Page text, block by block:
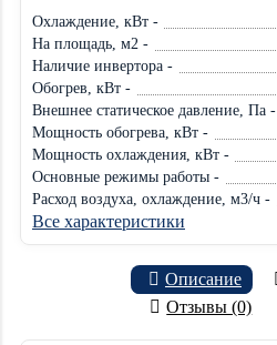
Охлаждение, кВт -
На площадь, м2 -
Наличие инвертора -
Обогрев, кВт -
Внешнее статическое давление, Па -
Мощность обогрева, кВт -
Мощность охлаждения, кВт -
Основные режимы работы -
Расход воздуха, охлаждение, м3/ч -
Все характеристики
Описание
Отзывы (0)